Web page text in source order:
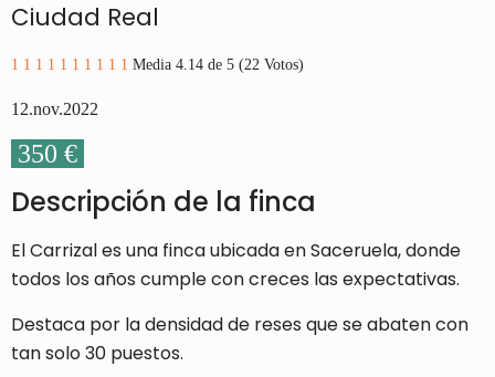
Ciudad Real
1 1 1 1 1 1 1 1 1 1 Media 4.14 de 5 (22 Votos)
12.nov.2022
350 €
Descripción de la finca
El Carrizal es una finca ubicada en Saceruela, donde
todos los años cumple con creces las expectativas.
Destaca por la densidad de reses que se abaten con
tan solo 30 puestos.